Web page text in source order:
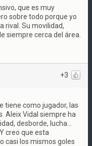
que es muy
sobre todo porque yo
rival. Su movilidad,
siempre cerca del área.
+3
tiene como jugador, las
Aleix Vidal siempre ha
desborde, lucha...
creo que esta
casi los mismos goles